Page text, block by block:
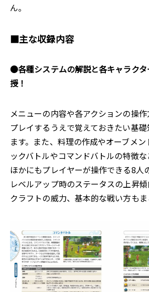
ん。
■主な収録内容
●各種システムの解説と各キャラク
授！
メニューの内容や各アクションの操
プレイするうえで覚えておきたい基
ます。また、料理の作成やオーブメ
ックバトルやコマンドバトルの特徴な
ほかにもプレイヤーが操作できる8人
レベルアップ時のステータスの上昇
クラフトの威力、基本的な戦い方もま